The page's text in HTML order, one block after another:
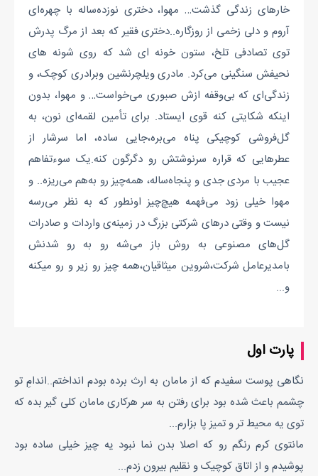
خارهای زندگی گذشت… مهوا، دختری نوزده‌ساله با چهره‌ای
آروم و دلی زخمی از روزگاره..دختری فقیر که بعد از مرگ پدرش
توی تصادفی تلخ، ستون خونه ای شد که روی شونه های
نحیفش سنگینی می‌کرد. مادری ویلچرنشین وبرادری کوچک، و
زندگی‌ای که بی‌وقفه ازش صبوری می‌خواست… و مهوا، بدون
اینکه شکایتی کنه قوی ایستاد. برای تأمین لقمه‌ای نون، به
گل‌فروشی کوچیکی پناه می‌بره،جایی ساده، اما سرشار از
عطرهایی که قراره سرنوشتش رو دگرگون کنه.یک سوءتفاهم
عجیب با مردی جدی و پنجاه‌ساله، همه‌چیز رو به‌هم می‌ریزه.. و
مهوا خیلی زود می‌فهمه هیچ‌چیز اونطور که به نظر می‌رسه
نیست و وقتی درهای شرکتی بزرگ در زمینه‌ی واردات و صادرات
گل‌های مصنوعی به روش باز می‌شه رو به رو شدنش
بامدیرعامل شرکت،شروین میثاقیان،همه چیز رو زیر و رو میکنه
و...
پارت اول
نگاهی پوست سفیدم که از مامان به ارث برده بودم انداختم..اندامِ تو
چشمم باعث شده بود برای رفتن به سر هرکاری مامان کلی گیر بده که
توی یه محیط تر و تمیز پا بزارم...
مانتوی کرم رنگم رو که اصلا بدن نما نبود یه چیز خیلی ساده بود
پوشیدم و از اتاق کوچیک و نقلیم بیرون زدم...